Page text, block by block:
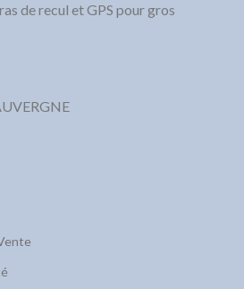
de recul et GPS pour gros